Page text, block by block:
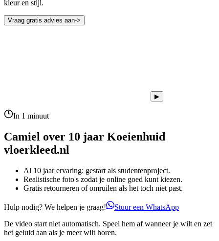
kleur en stijl.
Vraag gratis advies aan->
▶
In 1 minuut
Camiel over 10 jaar Koeienhuid
vloerkleed.nl
Al 10 jaar ervaring: gestart als studentenproject.
Realistische foto's zodat je online goed kunt kiezen.
Gratis retourneren of omruilen als het toch niet past.
Hulp nodig? We helpen je graag!
Stuur een WhatsApp
De video start niet automatisch. Speel hem af wanneer je wilt en zet
het geluid aan als je meer wilt horen.